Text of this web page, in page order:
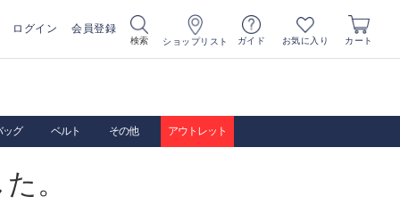
ログイン 会員登録
検索 ショップリスト ガイド お気に入り カート
ッグ ベルト その他 アウトレット
。